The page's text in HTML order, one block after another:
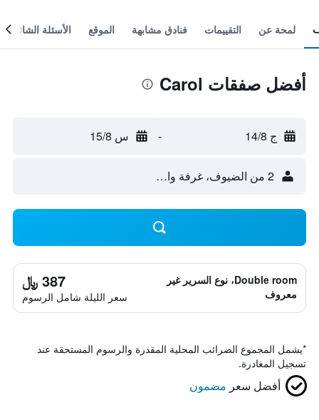
لمحة عن التقييمات فنادق مشابهة الموقع الأسئلة الشائعة
أفضل صفقات Carol
ج 14/8 - س 15/8
2 من الضيوف، غرفة واحدة
Double room، نوع السرير غير
معروف
387 ﷼
سعر الليلة شامل الرسوم
*يشمل المجموع الضرائب المحلية المقدرة والرسوم المستحقة عند
تسجيل المغادرة.
أفضل سعر مضمون